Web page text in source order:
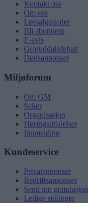
Kontakt oss
Om oss
Løssalgssteder
Bli abonnent
E-avis
Groruddalsdebatt
Dødsannonser
Miljøforum
Om GM
Saker
Organisasjon
Høringsuttalelser
Innmelding
Kundeservice
Privatannonser
Bedriftsannonser
Send inn gratulasjon
Ledige stillinger